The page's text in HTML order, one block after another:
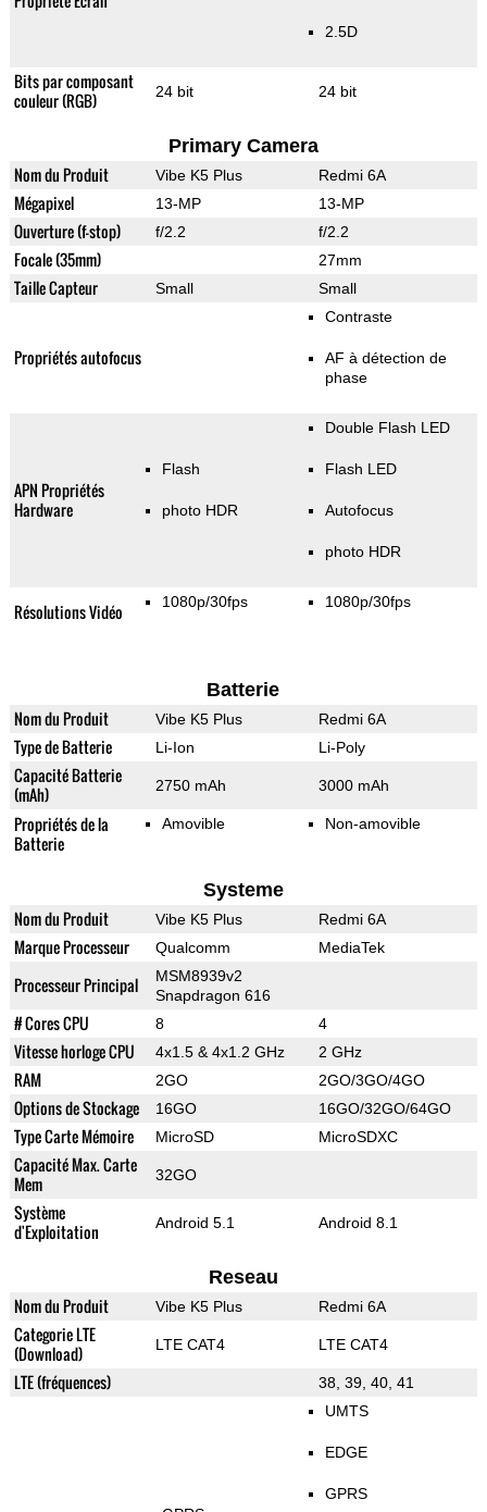
2.5D
Bits par composant
couleur (RGB)
24 bit 24 bit
Primary Camera
Nom du Produit Vibe K5 Plus Redmi 6A
Mégapixel 13-MP 13-MP
Ouverture (f-stop) f/2.2 f/2.2
Focale (35mm) 27mm
Taille Capteur Small Small
Propriétés autofocus
Contraste
AF à détection de
phase
APN Propriétés
Hardware
Flash
photo HDR
Double Flash LED
Flash LED
Autofocus
photo HDR
Résolutions Vidéo 1080p/30fps 1080p/30fps
Batterie
Nom du Produit Vibe K5 Plus Redmi 6A
Type de Batterie Li-Ion Li-Poly
Capacité Batterie
(mAh)
2750 mAh 3000 mAh
Propriétés de la
Batterie
Amovible Non-amovible
Systeme
Nom du Produit Vibe K5 Plus Redmi 6A
Marque Processeur Qualcomm MediaTek
Processeur Principal
MSM8939v2
Snapdragon 616
# Cores CPU 8 4
Vitesse horloge CPU 4x1.5 & 4x1.2 GHz 2 GHz
RAM 2GO 2GO/3GO/4GO
Options de Stockage 16GO 16GO/32GO/64GO
Type Carte Mémoire MicroSD MicroSDXC
Capacité Max. Carte
Mem
32GO
Système
d'Exploitation
Android 5.1 Android 8.1
Reseau
Nom du Produit Vibe K5 Plus Redmi 6A
Categorie LTE
(Download)
LTE CAT4 LTE CAT4
LTE (fréquences) 38, 39, 40, 41
UMTS
EDGE
GPRS